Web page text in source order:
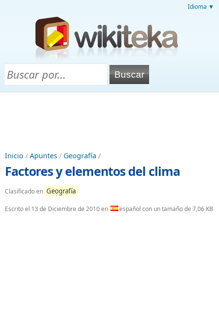
Idioma ▼
Inicio / Apuntes / Geografía /
Factores y elementos del clima
Clasificado en Geografía
Escrito el 13 de Diciembre de 2010en español con un tamaño de 7,06 KB